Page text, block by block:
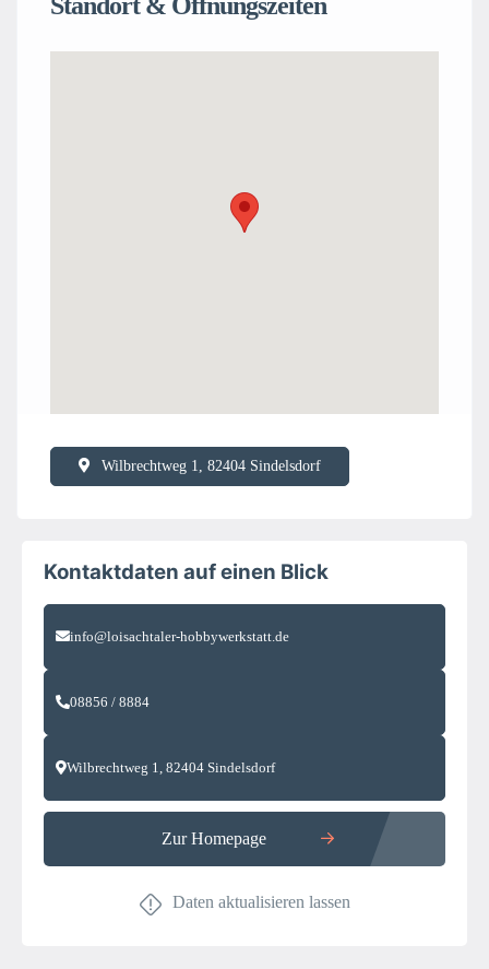
Wilbrechtweg 1, 82404 Sindelsdorf
Kontaktdaten auf einen Blick
info@loisachtaler-hobbywerkstatt.de
08856 / 8884
Wilbrechtweg 1, 82404 Sindelsdorf
Zur Homepage
Daten aktualisieren lassen